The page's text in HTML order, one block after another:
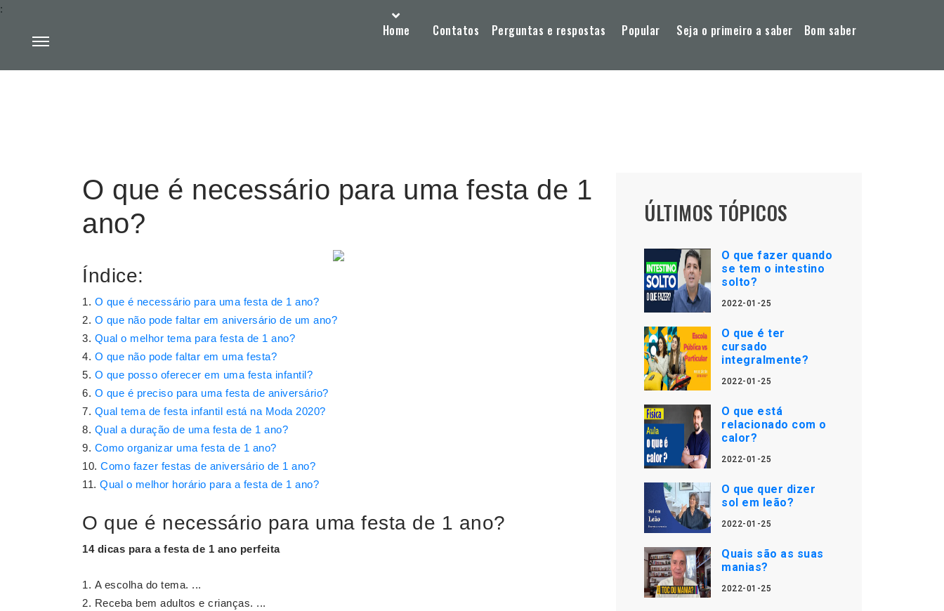
Home Contatos Perguntas e respostas Popular Seja o primeiro a saber Bom saber
:
O que é necessário para uma festa de 1
ano?
Índice:
O que é necessário para uma festa de 1 ano?
O que não pode faltar em aniversário de um ano?
Qual o melhor tema para festa de 1 ano?
O que não pode faltar em uma festa?
O que posso oferecer em uma festa infantil?
O que é preciso para uma festa de aniversário?
Qual tema de festa infantil está na Moda 2020?
Qual a duração de uma festa de 1 ano?
Como organizar uma festa de 1 ano?
Como fazer festas de aniversário de 1 ano?
Qual o melhor horário para a festa de 1 ano?
O que é necessário para uma festa de 1 ano?
14 dicas para a festa de 1 ano perfeita
A escolha do tema. ...
Receba bem adultos e crianças. ...
ÚLTIMOS TÓPICOS
O que fazer quando
se tem o intestino
solto?
2022-01-25
O que é ter
cursado
integralmente?
2022-01-25
O que está
relacionado com o
calor?
2022-01-25
O que quer dizer
sol em leão?
2022-01-25
Quais são as suas
manias?
2022-01-25